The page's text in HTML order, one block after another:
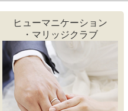
ヒューマニケーション
・マリッジクラブ